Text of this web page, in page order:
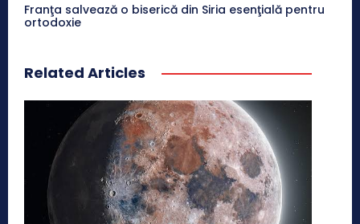
Franţa salvează o biserică din Siria esenţială pentru
ortodoxie
Related Articles